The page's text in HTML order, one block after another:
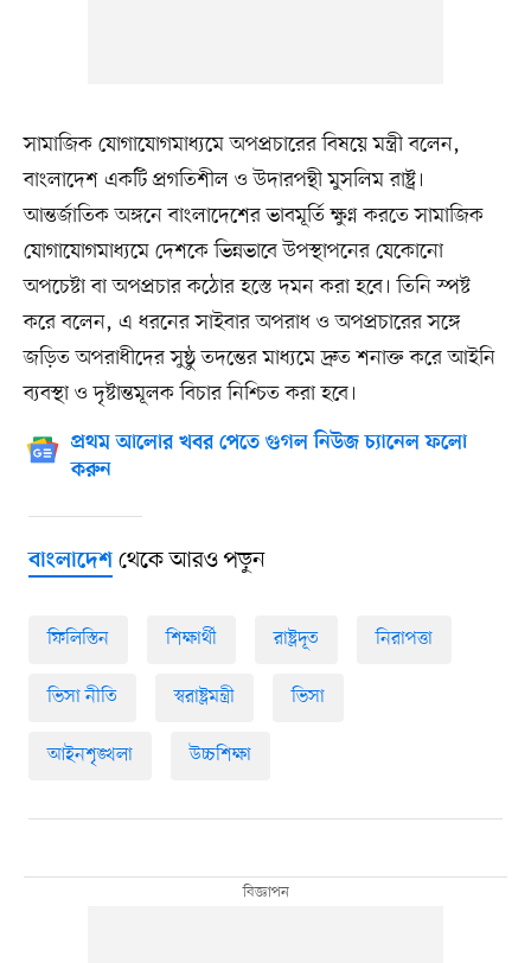
সামাজিক যোগাযোগমাধ্যমে অপপ্রচারের বিষয়ে মন্ত্রী বলেন,
বাংলাদেশ একটি প্রগতিশীল ও উদারপন্থী মুসলিম রাষ্ট্র।
আন্তর্জাতিক অঙ্গনে বাংলাদেশের ভাবমূর্তি ক্ষুণ্ন করতে সামাজিক
যোগাযোগমাধ্যমে দেশকে ভিন্নভাবে উপস্থাপনের যেকোনো
অপচেষ্টা বা অপপ্রচার কঠোর হস্তে দমন করা হবে। তিনি স্পষ্ট
করে বলেন, এ ধরনের সাইবার অপরাধ ও অপপ্রচারের সঙ্গে
জড়িত অপরাধীদের সুষ্ঠু তদন্তের মাধ্যমে দ্রুত শনাক্ত করে আইনি
ব্যবস্থা ও দৃষ্টান্তমূলক বিচার নিশ্চিত করা হবে।
প্রথম আলোর খবর পেতে গুগল নিউজ চ্যানেল ফলো
করুন
বাংলাদেশথেকে আরও পড়ুন
ফিলিস্তিন শিক্ষার্থী রাষ্ট্রদূত নিরাপত্তা
ভিসা নীতি স্বরাষ্ট্রমন্ত্রী ভিসা
আইনশৃঙ্খলা উচ্চশিক্ষা